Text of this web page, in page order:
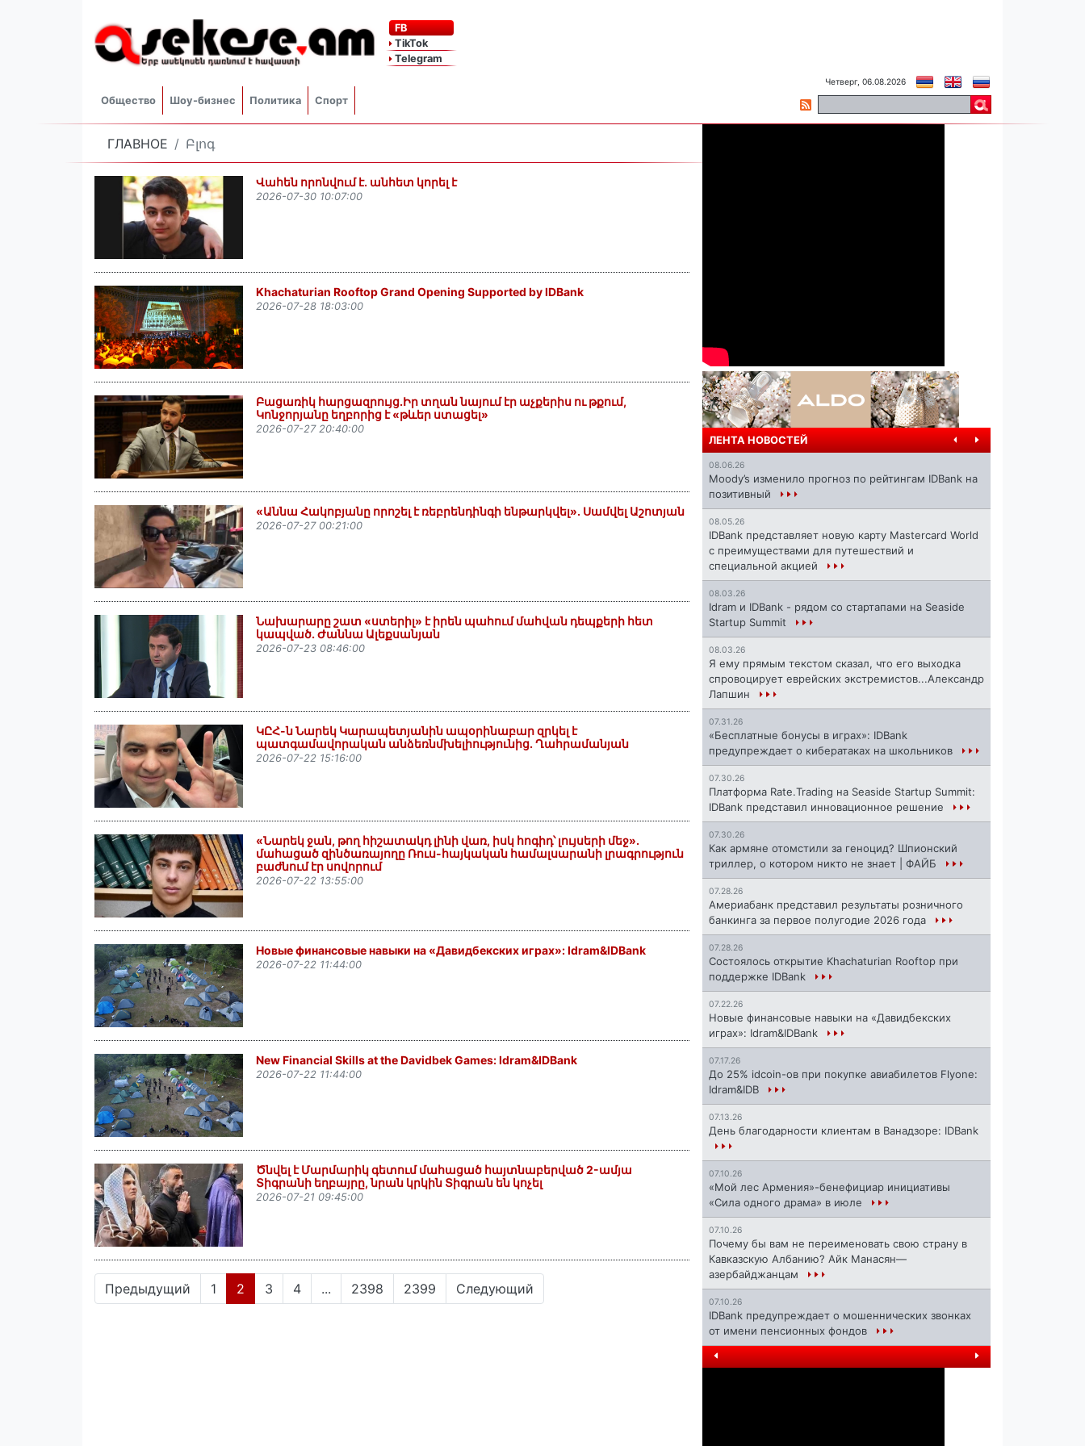
FB
TikTok
Telegram
Общество Шоу-бизнес Политика Спорт
Четверг, 06.08.2026
ГЛАВНОЕ Բլոգ
Վահեն որոնվում է․ անհետ կորել է
2026-07-30 10:07:00
Khachaturian Rooftop Grand Opening Supported by IDBank
2026-07-28 18:03:00
Բացառիկ հարցազրույց.Իր տղան նայում էր աչքերիս ու թքում,
Կոնջորյանը եղբորից է «թևեր ստացել»
2026-07-27 20:40:00
«Աննա Հակոբյանը որոշել է ռեբրենդինգի ենթարկվել». Սամվել Աշոտյան
2026-07-27 00:21:00
Նախարարը շատ «ստերիլ» է իրեն պահում մահվան դեպքերի հետ
կապված․ Ժաննա Ալեքսանյան
2026-07-23 08:46:00
ԿԸՀ-ն Նարեկ Կարապետյանին ապօրինաբար զրկել է
պատգամավորական անձեռնմխելիությունից. Ղահրամանյան
2026-07-22 15:16:00
«Նարեկ ջան, թող հիշատակդ լինի վառ, իսկ հոգիդ՝ լույսերի մեջ».
մահացած զինծառայողը Ռուս-հայկական համալսարանի լրագրություն
բաժնում էր սովորում
2026-07-22 13:55:00
Новые финансовые навыки на «Давидбекских играх»: Idram&IDBank
2026-07-22 11:44:00
New Financial Skills at the Davidbek Games: Idram&IDBank
2026-07-22 11:44:00
Ծնվել է Մարմարիկ գետում մահացած հայտնաբերված 2-ամյա
Տիգրանի եղբայրը, նրան կրկին Տիգրան են կոչել
2026-07-21 09:45:00
Предыдущий 1 2 (current)
3 4 ... 2398 2399 Следующий
ЛЕНТА НОВОСТЕЙ
08.06.26
Moody’s изменило прогноз по рейтингам IDBank на
позитивный
08.05.26
IDBank представляет новую карту Mastercard World
с преимуществами для путешествий и
специальной акцией
08.03.26
Idram и IDBank - рядом со стартапами на Seaside
Startup Summit
08.03.26
Я ему прямым текстом сказал, что его выходка
спровоцирует еврейских экстремистов...Александр
Лапшин
07.31.26
«Бесплатные бонусы в играх»: IDBank
предупреждает о кибератаках на школьников
07.30.26
Платформа Rate.Trading на Seaside Startup Summit:
IDBank представил инновационное решение
07.30.26
Как армяне отомстили за геноцид? Шпионский
триллер, о котором никто не знает | ФАЙБ
07.28.26
Америабанк представил результаты розничного
банкинга за первое полугодие 2026 года
07.28.26
Состоялось открытие Khachaturian Rooftop при
поддержке IDBank
07.22.26
Новые финансовые навыки на «Давидбекских
играх»: Idram&IDBank
07.17.26
До 25% idcoin-ов при покупке авиабилетов Flyone:
Idram&IDB
07.13.26
День благодарности клиентам в Ванадзоре: IDBank
07.10.26
«Мой лес Армения»-бенефициар инициативы
«Сила одного драма» в июле
07.10.26
Почему бы вам не переименовать свою страну в
Кавказскую Албанию? Айк Манасян—
азербайджанцам
07.10.26
IDBank предупреждает о мошеннических звонках
от имени пенсионных фондов